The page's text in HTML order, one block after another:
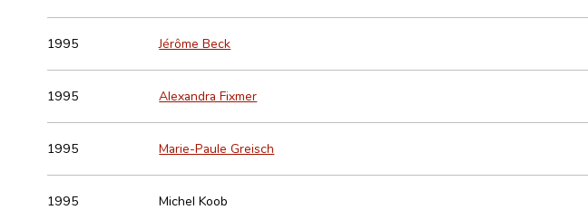
1995 Jérôme Beck
1995 Alexandra Fixmer
1995 Marie-Paule Greisch
1995 Michel Koob